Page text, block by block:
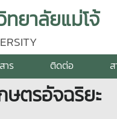
ยาลัยแม่โจ้
าร ติดต่อ
ษตรอัจฉริยะ